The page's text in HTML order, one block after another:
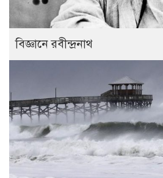
বিজ্ঞানে রবীন্দ্রনাথ